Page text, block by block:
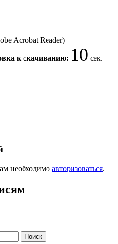
Acrobat Reader)
к скачиванию: 10 сек.
необходимо авторизоваться.